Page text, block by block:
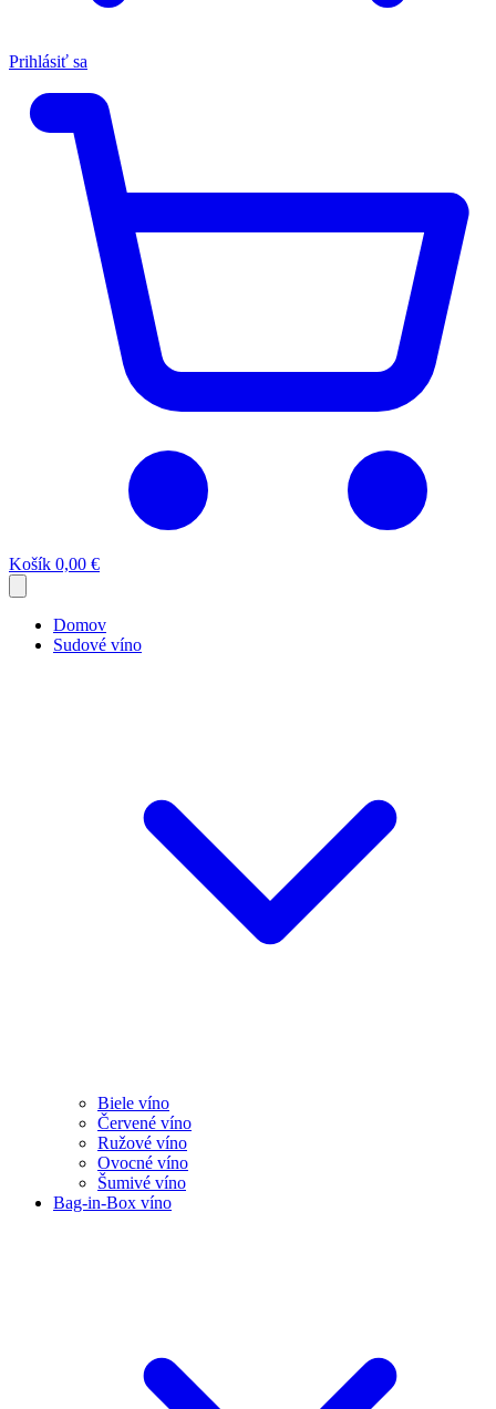
Prihlásiť sa
Košík 0,00 €
Domov
Sudové víno
Biele víno
Červené víno
Ružové víno
Ovocné víno
Šumivé víno
Bag-in-Box víno